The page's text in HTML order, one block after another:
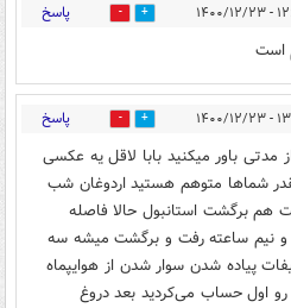
۱۲/۲۳ 41 پاسخ
است
۱۲/۲۳ 21 پاسخ
مدتی باور میکنید بابا لاقل یه عکسی
شماها متوهم هستید اردوغان شب
هم برگشت استانبول حالا فاصله
و نیم ساعته رفت و برگشت میشه سه
پیاده شدن سوار شدن از هوایپماه
رو اول حساب می‌کردید بعد دروغ